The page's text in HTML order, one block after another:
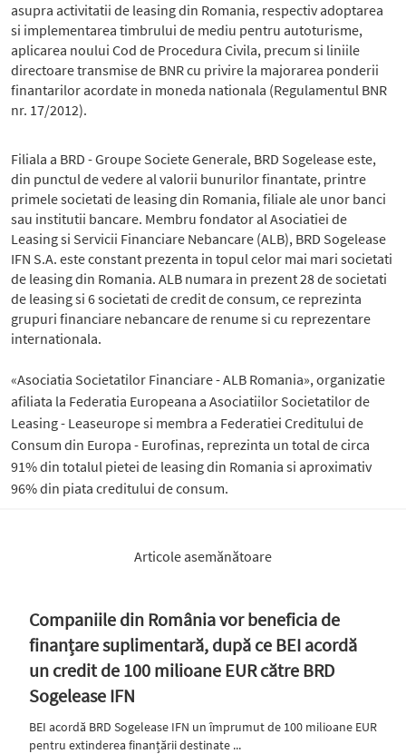
asupra activitatii de leasing din Romania, respectiv adoptarea
si implementarea timbrului de mediu pentru autoturisme,
aplicarea noului Cod de Procedura Civila, precum si liniile
directoare transmise de BNR cu privire la majorarea ponderii
finantarilor acordate in moneda nationala (Regulamentul BNR
nr. 17/2012).
Filiala a BRD - Groupe Societe Generale, BRD Sogelease este,
din punctul de vedere al valorii bunurilor finantate, printre
primele societati de leasing din Romania, filiale ale unor banci
sau institutii bancare. Membru fondator al Asociatiei de
Leasing si Servicii Financiare Nebancare (ALB), BRD Sogelease
IFN S.A. este constant prezenta in topul celor mai mari societati
de leasing din Romania. ALB numara in prezent 28 de societati
de leasing si 6 societati de credit de consum, ce reprezinta
grupuri financiare nebancare de renume si cu reprezentare
internationala.
«Asociatia Societatilor Financiare - ALB Romania», organizatie
afiliata la Federatia Europeana a Asociatiilor Societatilor de
Leasing - Leaseurope si membra a Federatiei Creditului de
Consum din Europa - Eurofinas, reprezinta un total de circa
91% din totalul pietei de leasing din Romania si aproximativ
96% din piata creditului de consum.
Articole asemănătoare
Companiile din România vor beneficia de
finanțare suplimentară, după ce BEI acordă
un credit de 100 milioane EUR către BRD
Sogelease IFN
BEI acordă BRD Sogelease IFN un împrumut de 100 milioane EUR
pentru extinderea finanțării destinate ...